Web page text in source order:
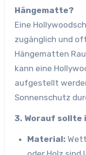
Hängematte?
Eine
zugänglich und
Hängematten
kann eine
aufgestellt
Sonnenschutz
3. Worauf sollte
Material: